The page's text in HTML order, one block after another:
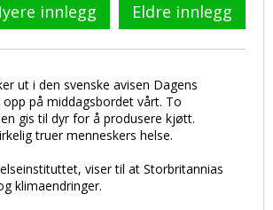
innlegg Eldre innlegg
ut i den svenske avisen Dagens
på middagsbordet vårt. To
gis til dyr for å produsere kjøtt.
truer menneskers helse.
viser til at Storbritannias
klimaendringer.